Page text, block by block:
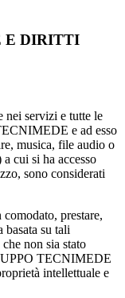
E DIRITTI
nei servizi e tutte le
e ad esso
musica, file audio o
cui si ha accesso
sono considerati
prestare,
basata su tali
non sia stato
TECNIMEDE
intellettuale e